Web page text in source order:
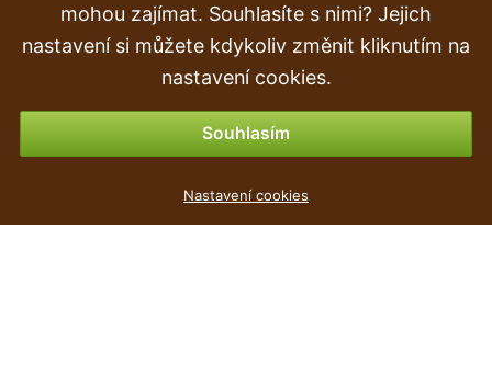
Objednávka
mohou zajímat. Souhlasíte s nimi? Jejich
nastavení si můžete kdykoliv změnit kliknutím na
nastavení cookies.
Souhlasím
Nastavení cookies